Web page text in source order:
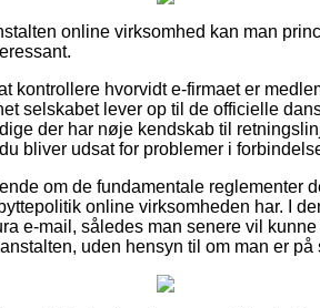
online virksomhed kan man
kontrollere hvorvidt e-firmaet er
selskabet lever op til de officielle
der har nøje kendskab til
bliver udsat for problemer i
om de fundamentale reglementer
online virksomheden har. I
e-mail, således man senere vil
uden hensyn til om man er